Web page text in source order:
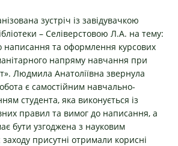
зустріч із завідувачкою
– Селіверстовою Л.А. на тему:
написання та оформлення курсових
напряму навчання при
Людмила Анатоліївна звернула
є самостійним навчально-
студента, яка виконується із
правил та вимог до написання, а
бути узгоджена з науковим
присутні отримали корисні